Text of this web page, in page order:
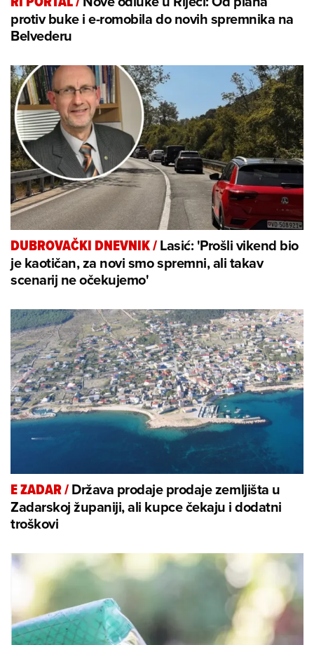
protiv buke i e-romobila do novih spremnika na
Belvederu
DUBROVAČKI DNEVNIK/Lasić: 'Prošli vikend bio
je kaotičan, za novi smo spremni, ali takav
scenarij ne očekujemo'
E ZADAR/Država prodaje prodaje zemljišta u
Zadarskoj županiji, ali kupce čekaju i dodatni
troškovi